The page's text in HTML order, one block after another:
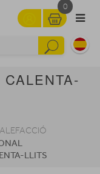
0
LLITS